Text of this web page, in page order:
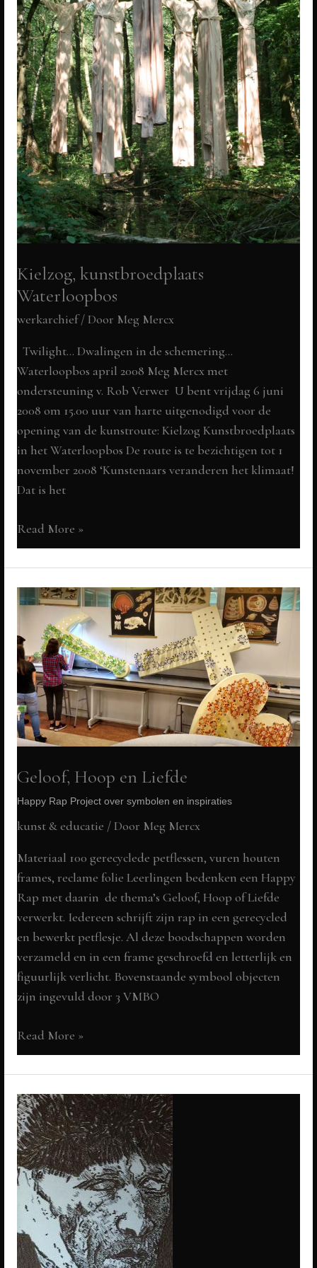
Kielzog, kunstbroedplaats
Waterloopbos
werkarchief/ Door Meg Mercx
Twilight… Dwalingen in de schemering…
Waterloopbos april 2008 Meg Mercx met
ondersteuning v. Rob Verwer U bent vrijdag 6 juni
2008 om 15.00 uur van harte uitgenodigd voor de
opening van de kunstroute: Kielzog Kunstbroedplaats
in het Waterloopbos De route is te bezichtigen tot 1
november 2008 ‘Kunstenaars veranderen het klimaat!
Dat is het
Kielzog,
kunstbroedplaats
Waterloopbos
Read More »
Geloof, Hoop en Liefde
Happy Rap Project over symbolen en inspiraties
kunst & educatie / Door Meg Mercx
Materiaal 100 gerecyclede petflessen, vuren houten
frames, reclame folie Leerlingen bedenken een Happy
Rap met daarin de thema’s Geloof, Hoop of Liefde
verwerkt. Iedereen schrijft zijn rap in een gerecycled
en bewerkt petflesje. Al deze boodschappen worden
verzameld en in een frame geschroefd en letterlijk en
figuurlijk verlicht. Bovenstaande symbool objecten
zijn ingevuld door 3 VMBO
Geloof,
Hoop
en
Liefde
Happy
Rap
Project
over
symbolen
en
inspiraties
Read More »